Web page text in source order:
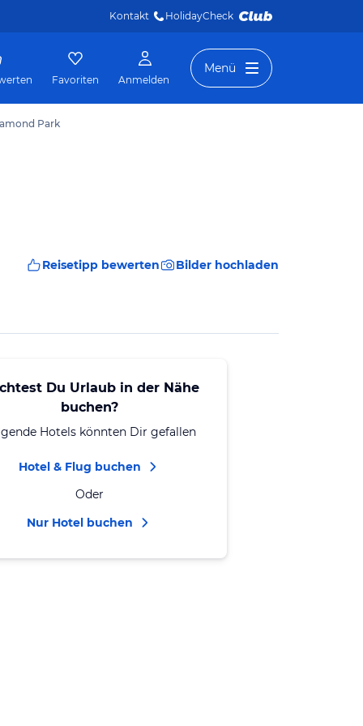
Kontakt HolidayCheck
Favoriten Anmelden
Menü
Park
Reisetipp bewerten Bilder hochladen
Du Urlaub in der Nähe
buchen?
Hotels könnten Dir gefallen
Hotel & Flug buchen
Oder
Nur Hotel buchen